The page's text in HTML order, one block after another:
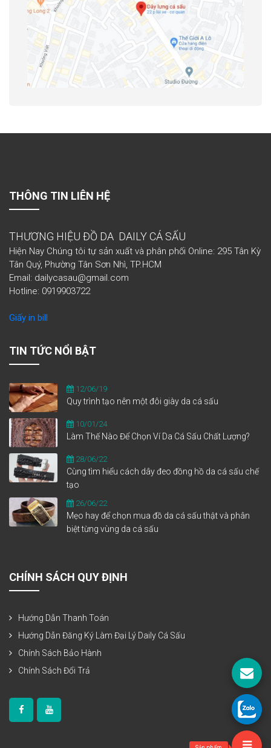
THÔNG TIN LIÊN HỆ
THƯƠNG HIỆU ĐỒ DA DAILY CÁ SẤU
Hiện Nay Chúng tôi tự sản xuất và phân phối Online: 295 Tân Kỳ
Tân Quý, Phường Tân Sơn Nhì, TP.HCM
Email: dailycasau@gmail.com
Hotline: 0919903722
Giấy in bill
TIN TỨC NỔI BẬT
12/06/19
Quy trình tạo nên một đôi giày da cá sấu
10/01/24
Làm Thế Nào Để Chọn Ví Da Cá Sấu Chất Lượng?
28/06/22
Cùng tìm hiểu cách dây đeo đồng hồ da cá sấu chế
tạo
26/06/22
Mẹo hay để chọn mua đồ da cá sấu thật và phân
biệt từng vùng da cá sấu
CHÍNH SÁCH QUY ĐỊNH
Hướng Dẫn Thanh Toán
Hướng Dẫn Đăng Ký Làm Đại Lý Daily Cá Sấu
Chính Sách Bảo Hành
Chính Sách Đổi Trả